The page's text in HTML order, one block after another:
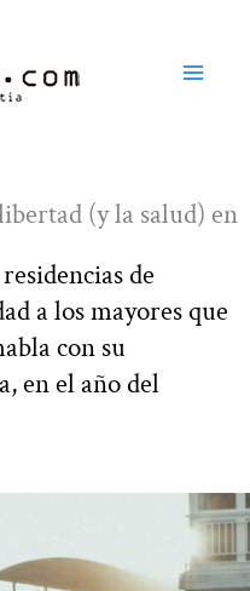
(y la salud) en
de
a los mayores que
con su
en el año del